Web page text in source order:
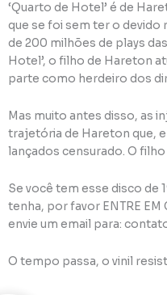
‘Quarto de Hotel’ é de
que se foi sem ter o devido
de 200 milhões de plays
Hotel’, o filho de Hareton
parte como herdeiro dos
Mas muito antes disso, as
trajetória de Hareton que,
lançados censurado. O
Se você tem esse disco de
tenha, por favor ENTRE EM
envie um email para:
O tempo passa, o vinil